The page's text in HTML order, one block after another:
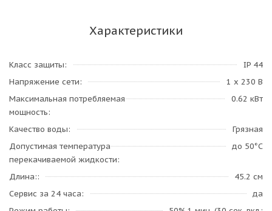
Характеристики
Класс защиты
IP 44
Напряжение сети
1 х 230 В
Максимальная потребляемая
мощность
0.62 кВт
Качество воды
Грязная
Допустимая температура
перекачиваемой жидкости
до 50°C
Длина:
45.2 см
Сервис за 24 часа
да